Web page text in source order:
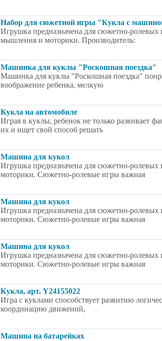
Набор для сюжетной игры "Кукла с
Игрушка предназначена для сюжетно-ролевых
мышления и моторики. Производитель:
Машинка для куклы "Роскошная поездка"
Машинка для куклы "Роскошная поездка"
воображение ребенка, мелкую
Кукла на автомобиле
Играя в куклы, ребенок не только развивает
их и ищет свой способ решать
Машина для кукол
Игрушка предназначена для сюжетно-ролевых
моторики. Сюжетно-ролевые игры важная
Машина для кукол
Игрушка предназначена для сюжетно-ролевых
моторики. Сюжетно-ролевые игры важная
Машина для кукол
Игрушка предназначена для сюжетно-ролевых
моторики. Сюжетно-ролевые игры важная
Кукла, арт. Y24155022
Игра с куклами способствует развитию
координацию движений,
Машина на батарейках